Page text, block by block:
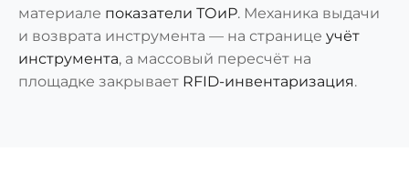
материале показатели ТОиР. Механика выдачи
и возврата инструмента — на странице учёт
инструмента, а массовый пересчёт на
площадке закрывает RFID-инвентаризация.